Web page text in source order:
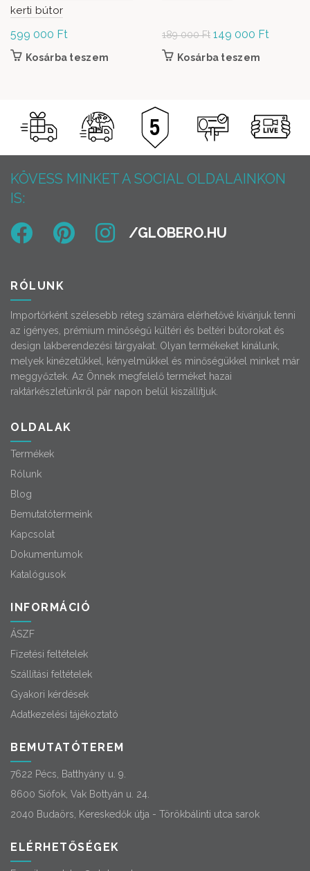
kerti bútor
599 000 Ft
Kosárba teszem
189 000Ft Original
price was:
149 000 Ft
Kosárba teszem
KÖVESS MINKET A SOCIAL OLDALAINKON
IS:
RÓLUNK
Importőrként szélesebb réteg számára elérhetővé kívánjuk tenni
az igényes, prémium minőségű kültéri és beltéri bútorokat és
design lakberendezési tárgyakat. Olyan termékeket kínálunk,
melyek kinézetükkel, kényelmükkel és minőségükkel minket már
meggyőztek. Az Önnek megfelelő terméket hazai
raktárkészletünkről pár napon belül kiszállítjuk.
OLDALAK
Termékek
Rólunk
Blog
Bemutatótermeink
Kapcsolat
Dokumentumok
Katalógusok
INFORMÁCIÓ
ÁSZF
Fizetési feltételek
Szállítási feltételek
Gyakori kérdések
Adatkezelési tájékoztató
BEMUTATÓTEREM
7622 Pécs, Batthyány u. 9.
8600 Siófok, Vak Bottyán u. 24.
2040 Budaörs, Kereskedők útja - Törökbálinti utca sarok
ELÉRHETŐSÉGEK